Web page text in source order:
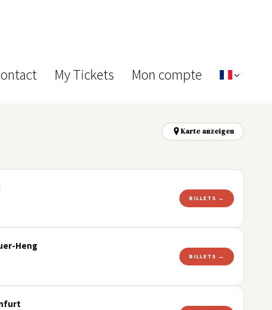
My Tickets Mon compte
Karte anzeigen
BILLETS →
Heng
BILLETS →